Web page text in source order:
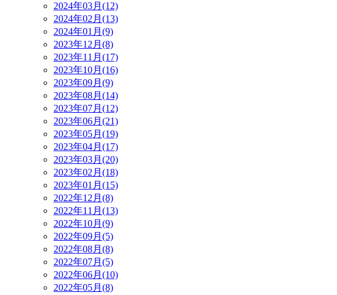
2024年03月(12)
2024年02月(13)
2024年01月(9)
2023年12月(8)
2023年11月(17)
2023年10月(16)
2023年09月(9)
2023年08月(14)
2023年07月(12)
2023年06月(21)
2023年05月(19)
2023年04月(17)
2023年03月(20)
2023年02月(18)
2023年01月(15)
2022年12月(8)
2022年11月(13)
2022年10月(9)
2022年09月(5)
2022年08月(8)
2022年07月(5)
2022年06月(10)
2022年05月(8)